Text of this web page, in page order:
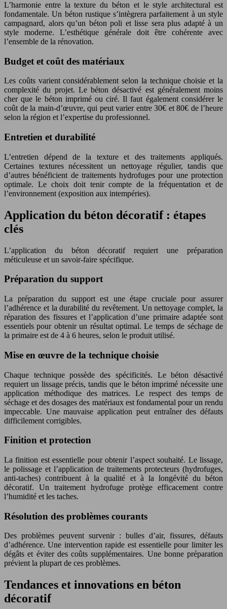
L’harmonie entre la texture du béton et le style architectural est
fondamentale. Un béton rustique s’intègrera parfaitement à un style
campagnard, alors qu’un béton poli et lisse sera plus adapté à un
style moderne. L’esthétique générale doit être cohérente avec
l’ensemble de la rénovation.
Budget et coût des matériaux
Les coûts varient considérablement selon la technique choisie et la
complexité du projet. Le béton désactivé est généralement moins
cher que le béton imprimé ou ciré. Il faut également considérer le
coût de la main-d’œuvre, qui peut varier entre 30€ et 80€ de l’heure
selon la région et l’expertise du professionnel.
Entretien et durabilité
L’entretien dépend de la texture et des traitements appliqués.
Certaines textures nécessitent un nettoyage régulier, tandis que
d’autres bénéficient de traitements hydrofuges pour une protection
optimale. Le choix doit tenir compte de la fréquentation et de
l’environnement (exposition aux intempéries).
Application du béton décoratif : étapes
clés
L’application du béton décoratif requiert une préparation
méticuleuse et un savoir-faire spécifique.
Préparation du support
La préparation du support est une étape cruciale pour assurer
l’adhérence et la durabilité du revêtement. Un nettoyage complet, la
réparation des fissures et l’application d’une primaire adaptée sont
essentiels pour obtenir un résultat optimal. Le temps de séchage de
la primaire est de 4 à 6 heures, selon le produit utilisé.
Mise en œuvre de la technique choisie
Chaque technique possède des spécificités. Le béton désactivé
requiert un lissage précis, tandis que le béton imprimé nécessite une
application méthodique des matrices. Le respect des temps de
séchage et des dosages des matériaux est fondamental pour un rendu
impeccable. Une mauvaise application peut entraîner des défauts
difficilement corrigibles.
Finition et protection
La finition est essentielle pour obtenir l’aspect souhaité. Le lissage,
le polissage et l’application de traitements protecteurs (hydrofuges,
anti-taches) contribuent à la qualité et à la longévité du béton
décoratif. Un traitement hydrofuge protège efficacement contre
l’humidité et les taches.
Résolution des problèmes courants
Des problèmes peuvent survenir : bulles d’air, fissures, défauts
d’adhérence. Une intervention rapide est essentielle pour limiter les
dégâts et éviter des coûts supplémentaires. Une bonne préparation
prévient la plupart de ces problèmes.
Tendances et innovations en béton
décoratif